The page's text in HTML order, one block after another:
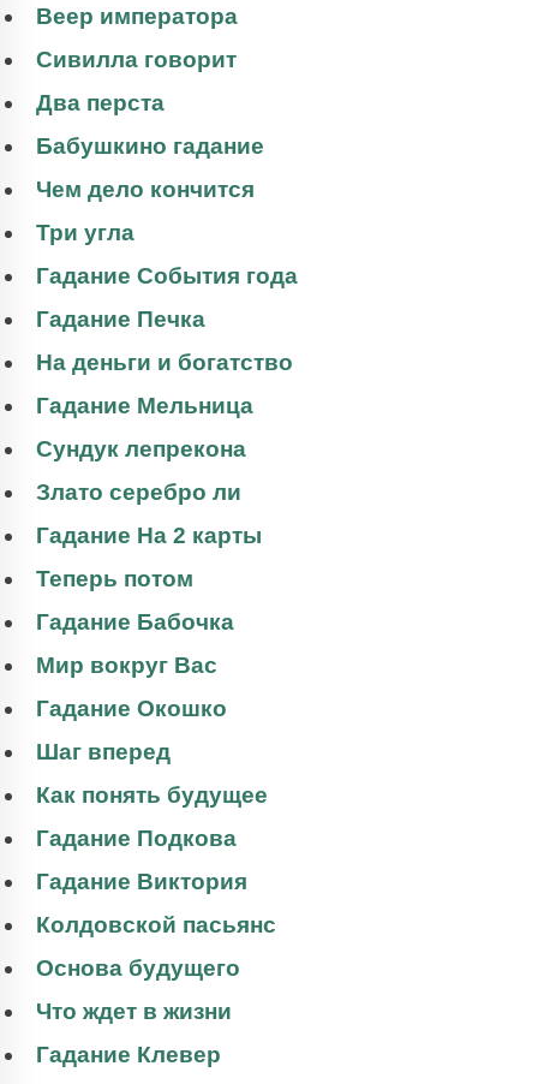
Веер императора
Сивилла говорит
Два перста
Бабушкино гадание
Чем дело кончится
Три угла
Гадание События года
Гадание Печка
На деньги и богатство
Гадание Мельница
Сундук лепрекона
Злато серебро ли
Гадание На 2 карты
Теперь потом
Гадание Бабочка
Мир вокруг Вас
Гадание Окошко
Шаг вперед
Как понять будущее
Гадание Подкова
Гадание Виктория
Колдовской пасьянс
Основа будущего
Что ждет в жизни
Гадание Клевер